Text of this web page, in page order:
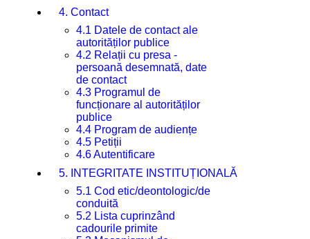
4. Contact
4.1 Datele de contact ale
autorităților publice
4.2 Relații cu presa -
persoană desemnată, date
de contact
4.3 Programul de
funcționare al autorităților
publice
4.4 Program de audiențe
4.5 Petiții
4.6 Autentificare
5. INTEGRITATE INSTITUȚIONALĂ
5.1 Cod etic/deontologic/de
conduită
5.2 Lista cuprinzând
cadourile primite